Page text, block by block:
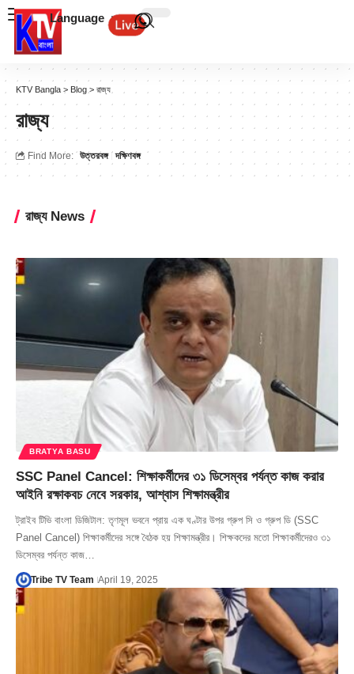
Language
KTV Bangla > Blog > রাজ্য
রাজ্য
Find More: উত্তরবঙ্গ দক্ষিণবঙ্গ
রাজ্য News
BRATYA BASU
SSC Panel Cancel: শিক্ষাকর্মীদের ৩১ ডিসেম্বর পর্যন্ত কাজ করার
আইনি রক্ষাকবচ নেবে সরকার, আশ্বাস শিক্ষামন্ত্রীর
ট্রাইব টিভি বাংলা ডিজিটাল: তৃণমূল ভবনে প্রায় এক ঘণ্টার উপর গ্রুপ সি ও গ্রুপ ডি (SSC
Panel Cancel) শিক্ষাকর্মীদের সঙ্গে বৈঠক হয় শিক্ষামন্ত্রীর। শিক্ষকদের মতো শিক্ষাকর্মীদেরও ৩১
ডিসেম্বর পর্যন্ত কাজ…
Tribe TV Team April 19, 2025